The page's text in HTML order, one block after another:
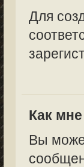
Для
Как
Вы